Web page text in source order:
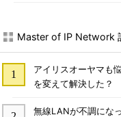
Whitfield
み持っている
Diffie氏によっ
との共同論文
Cryptography
Master of IP Network
アイリスオーヤマも
を変えて解決した？
無線LANが不調にな